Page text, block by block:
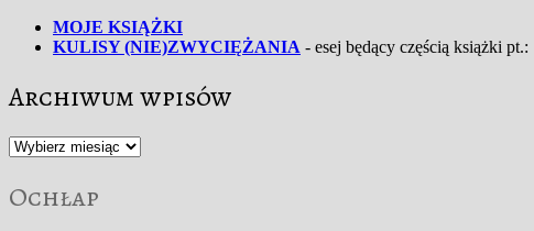
MOJE KSIĄŻKI
KULISY (NIE)ZWYCIĘŻANIA - esej będący częścią książki pt.:
Archiwum wpisów
Archiwum
Ochłap